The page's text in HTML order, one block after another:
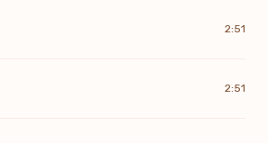
2:51
2:51